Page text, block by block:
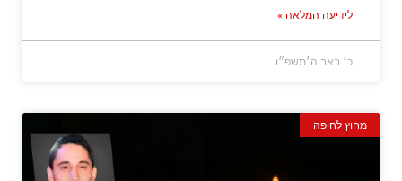
לידיעה המלאה »
כ׳ באב ה׳תשפ״ו
מחוץ לחיפה